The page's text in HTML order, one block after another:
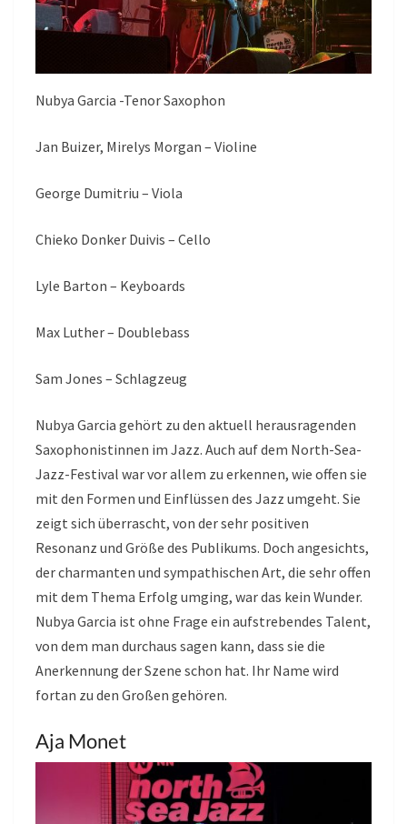
Nubya Garcia -Tenor Saxophon
Jan Buizer, Mirelys Morgan – Violine
George Dumitriu – Viola
Chieko Donker Duivis – Cello
Lyle Barton – Keyboards
Max Luther – Doublebass
Sam Jones – Schlagzeug
Nubya Garcia gehört zu den aktuell herausragenden
Saxophonistinnen im Jazz. Auch auf dem North-Sea-
Jazz-Festival war vor allem zu erkennen, wie offen sie
mit den Formen und Einflüssen des Jazz umgeht. Sie
zeigt sich überrascht, von der sehr positiven
Resonanz und Größe des Publikums. Doch angesichts,
der charmanten und sympathischen Art, die sehr offen
mit dem Thema Erfolg umging, war das kein Wunder.
Nubya Garcia ist ohne Frage ein aufstrebendes Talent,
von dem man durchaus sagen kann, dass sie die
Anerkennung der Szene schon hat. Ihr Name wird
fortan zu den Großen gehören.
Aja Monet